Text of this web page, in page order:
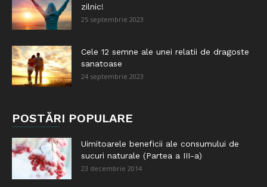
zilnic!
25 septembrie 2023
Cele 12 semne ale unei relatii de dragoste
sanatoase
24 septembrie 2023
POSTĂRI POPULARE
Uimitoarele beneficii ale consumului de
sucuri naturale (Partea a III-a)
23 decembrie 2014